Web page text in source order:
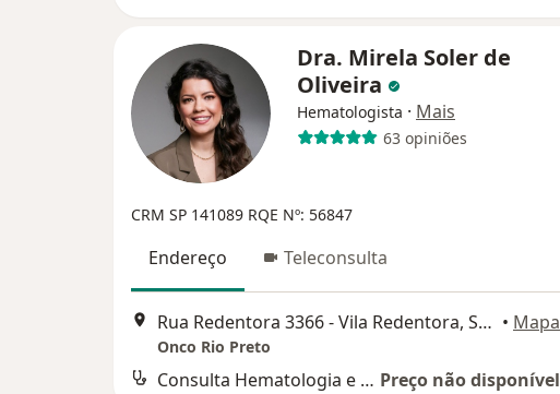
Dra. Mirela Soler de
Oliveira
Hematologista · Mais
63 opiniões
CRM SP 141089 RQE Nº: 56847
Endereço Teleconsulta
Rua Redentora 3366 - Vila Redentora, São José do Rio Preto • Mapa
Onco Rio Preto
Consulta Hematologia e Hemoterapia Preço não disponível